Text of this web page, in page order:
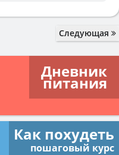
Следующая
Дневник
питания
Как похудеть
пошаговый курс